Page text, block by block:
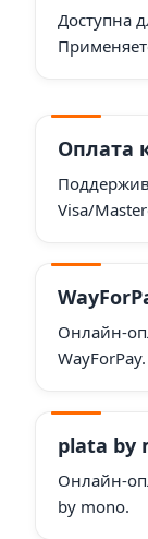
Доступна
Оплата
Visa/
Онлайн-
WayForPay.
plata by
Онлайн-
by mono.